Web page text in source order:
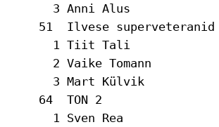
3 Anni Alus
51  Ilvese
1 Tiit Tali
2 Vaike Tomann
3 Mart Külvik
64  TON 2
1 Sven Rea